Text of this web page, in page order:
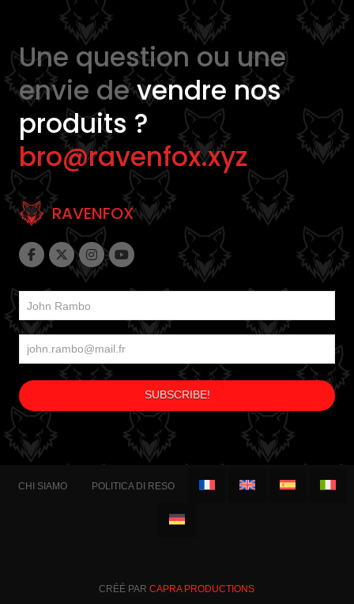
Une question ou une
envie devendre nos
produits ?
bro@ravenfox.xyz
RAVENFOX
CHI SIAMO POLITICA DI RESO
CRÉÉ PARCAPRA PRODUCTIONS